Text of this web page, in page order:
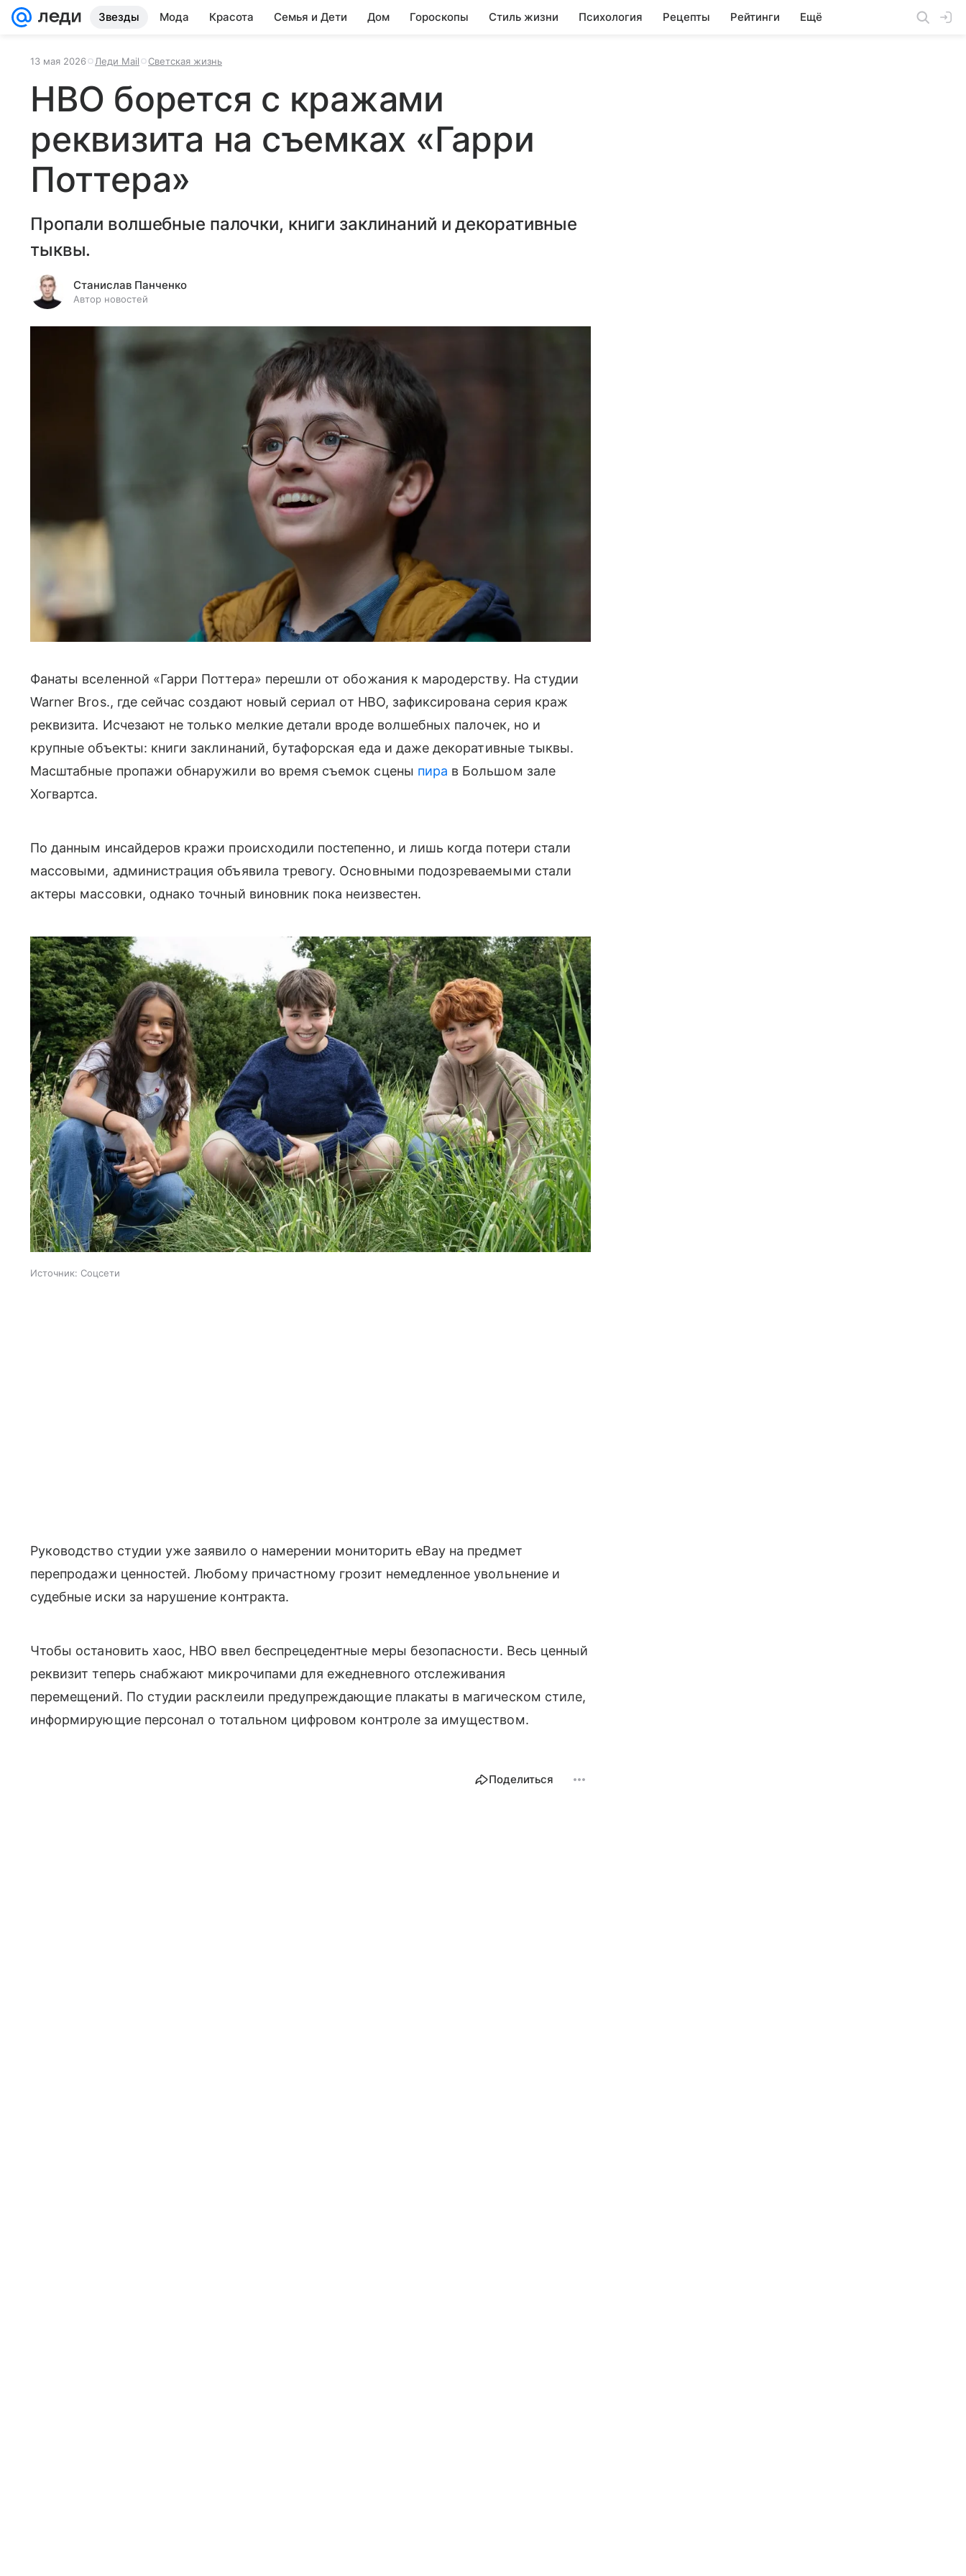
Звезды Мода Красота Семья и Дети Дом Гороскопы Стиль жизни Психология Рецепты Рейтинги Ещё
13 мая 2026 Леди Mail Светская жизнь
HBO борется с кражами
реквизита на съемках «Гарри
Поттера»
Пропали волшебные палочки, книги заклинаний и декоративные
тыквы.
Станислав Панченко
Автор новостей
Фанаты вселенной «Гарри Поттера» перешли от обожания к мародерству. На студии
Warner Bros., где сейчас создают новый сериал от HBO, зафиксирована серия краж
реквизита. Исчезают не только мелкие детали вроде волшебных палочек, но и
крупные объекты: книги заклинаний, бутафорская еда и даже декоративные тыквы.
Масштабные пропажи обнаружили во время съемок сцены пира в Большом зале
Хогвартса.
По данным инсайдеров кражи происходили постепенно, и лишь когда потери стали
массовыми, администрация объявила тревогу. Основными подозреваемыми стали
актеры массовки, однако точный виновник пока неизвестен.
Источник: Соцсети
Руководство студии уже заявило о намерении мониторить eBay на предмет
перепродажи ценностей. Любому причастному грозит немедленное увольнение и
судебные иски за нарушение контракта.
Чтобы остановить хаос, HBO ввел беспрецедентные меры безопасности. Весь ценный
реквизит теперь снабжают микрочипами для ежедневного отслеживания
перемещений. По студии расклеили предупреждающие плакаты в магическом стиле,
информирующие персонал о тотальном цифровом контроле за имуществом.
Поделиться